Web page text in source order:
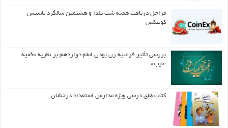
مراحل دریافت هدیه شب یلدا و هشتمین سالگرد تاسیس
کوینکس
بررسی تأثیر فرضیه زن بودن امام دوازدهم بر نظریه «فقیه
غایب»
کتاب های درسی ویژه مدارس استعداد درخشان